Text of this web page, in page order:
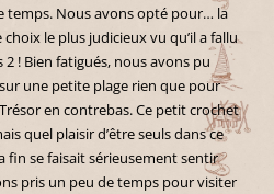
temps. Nous avons opté pour… la
le plus judicieux vu qu’il a fallu
! Bien fatigués, nous avons pu
une petite plage rien que pour
en contrebas. Ce petit crochet
quel plaisir d’être seuls dans ce
fin se faisait sérieusement sentir
pris un peu de temps pour visiter